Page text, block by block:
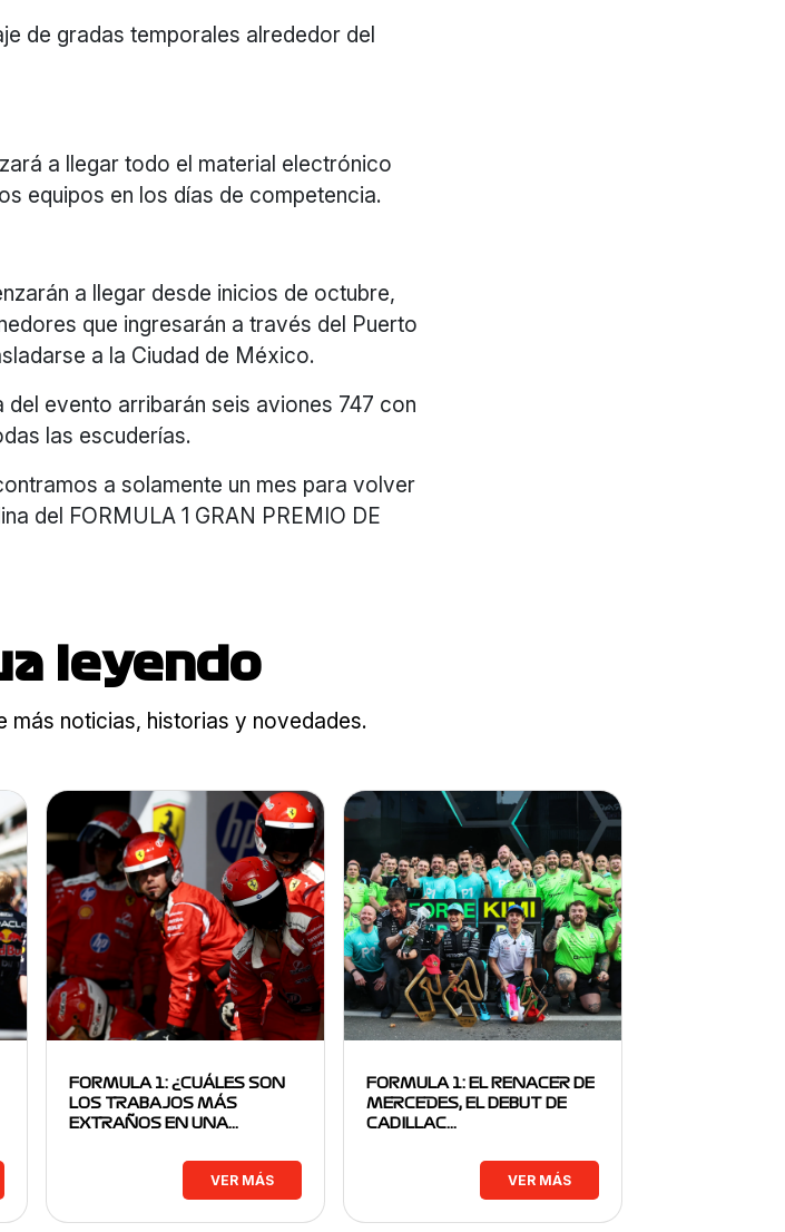
de gradas temporales alrededor del
a llegar todo el material electrónico
equipos en los días de competencia.
a llegar desde inicios de octubre,
que ingresarán a través del Puerto
a la Ciudad de México.
evento arribarán seis aviones 747 con
las escuderías.
a solamente un mes para volver
del FORMULA 1 GRAN PREMIO DE
leyendo
más noticias, historias y novedades.
FORMULA 1: ¿CUÁLES SON
LOS TRABAJOS MÁS
EXTRAÑOS EN UNA…
VER MÁS
FORMULA 1: EL RENACER DE
MERCEDES, EL DEBUT DE
CADILLAC…
VER MÁS